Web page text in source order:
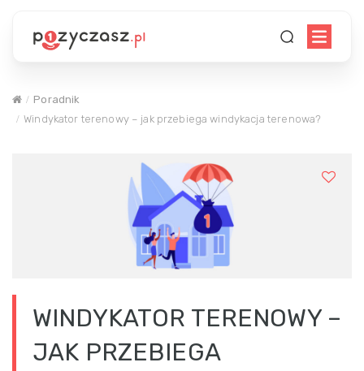
Poradnik
Windykator terenowy – jak przebiega windykacja terenowa?
WINDYKATOR TERENOWY –
JAK PRZEBIEGA